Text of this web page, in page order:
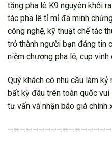
tặng pha lê K9 nguyên khối
tác pha lê tỉ mỉ đã minh
công nghệ, kỹ thuật chế tác
trở thành người bạn đáng tin
niệm chương pha lê, cup
Quý khách có nhu cầu làm
bất kỳ đâu trên toàn quốc
tư vấn và nhận báo giá chính